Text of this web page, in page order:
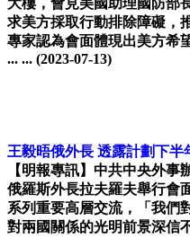
大樓，會見美國助理國防部
求美方採取行動排除障礙，
專家認為會面體現出美方希
... ... (2023-07-13)
王毅晤俄外長 透露計劃下半
【明報專訊】中共中央外
俄羅斯外長拉夫羅夫舉行會
系列重要高層交流，「我們
對兩國關係的光明前景深信